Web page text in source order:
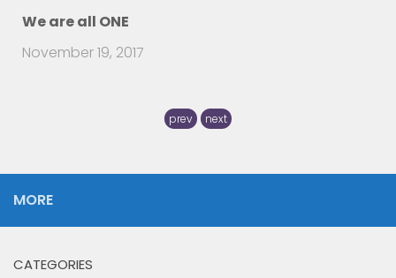
We are all ONE
November 19, 2017
prev next
MORE
CATEGORIES